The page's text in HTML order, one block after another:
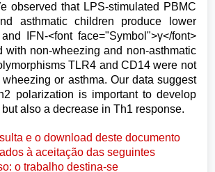
observed that LPS-stimulated PBMC
asthmatic children produce lower
IFN-<font face="Symbol">γ</font>
with non-wheezing and non-asthmatic
TLR4 and CD14 were not
or asthma. Our data suggest
polarization is important to develop
also a decrease in Th1 response.
e o download deste documento
à aceitação das seguintes
o trabalho destina-se